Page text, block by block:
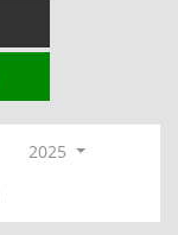
2025